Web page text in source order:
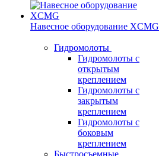
Навесное оборудование XCMG
Гидромолоты
Гидромолоты с
открытым
креплением
Гидромолоты с
закрытым
креплением
Гидромолоты с
боковым
креплением
Быстросъемные